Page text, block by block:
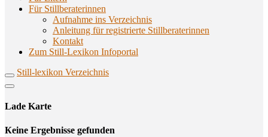
Für Stillberaterinnen
Aufnahme ins Verzeichnis
Anlei­tung für regis­trier­te Stillberaterinnen
Kon­takt
Zum Still-Lexikon Infoportal
Still-lexikon Verzeichnis
Lade Karte
Кeine Ergebnisse gefunden